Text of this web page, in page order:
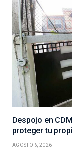
Despojo en
proteger tu
AGOSTO 6, 2026